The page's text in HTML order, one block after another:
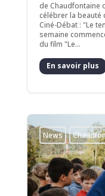
de Chaudfontaine
célébrer la beauté
Ciné-Débat : "Le
semaine
du film "Le...
En savoir plus
News